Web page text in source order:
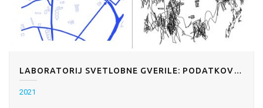
LABORATORIJ SVETLOBNE GVERILE: PODATKOVNE KRAJINE
2021